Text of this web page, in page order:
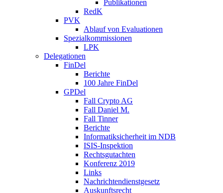
Publikationen
RedK
PVK
Ablauf von Evaluationen
Spezialkommissionen
LPK
Delegationen
FinDel
Berichte
100 Jahre FinDel
GPDel
Fall Crypto AG
Fall Daniel M.
Fall Tinner
Berichte
Informatiksicherheit ­im NDB
ISIS-Inspektion
Rechtsgutachten
Konferenz 2019
Links
Nachrichtendienstgesetz
Auskunftsrecht